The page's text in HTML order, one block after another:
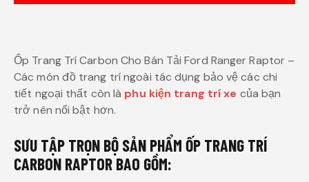
Ốp Trang Trí Carbon Cho Bán Tải Ford Ranger Raptor –
Các món đồ trang trí ngoài tác dụng bảo vệ các chi
tiết ngoại thất còn là phu kiện trang trí xe của bạn
trở nên nổi bật hơn.
SƯU TẬP TRỌN BỘ SẢN PHẨM ỐP TRANG TRÍ
CARBON RAPTOR BAO GỒM: